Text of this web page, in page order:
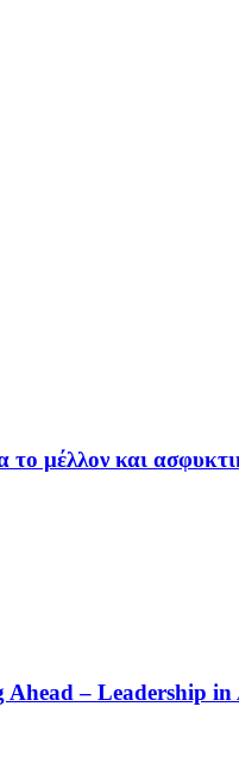
μέλλον και
– Leadership in